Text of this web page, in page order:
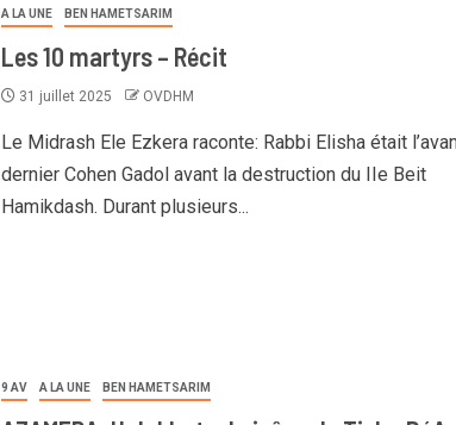
A LA UNE BEN HAMETSARIM
Les 10 martyrs – Récit
31 juillet 2025 OVDHM
Le Midrash Ele Ezkera raconte: Rabbi Elisha était
dernier Cohen Gadol avant la destruction du IIe Beit
Hamikdash. Durant plusieurs...
9 AV A LA UNE BEN HAMETSARIM